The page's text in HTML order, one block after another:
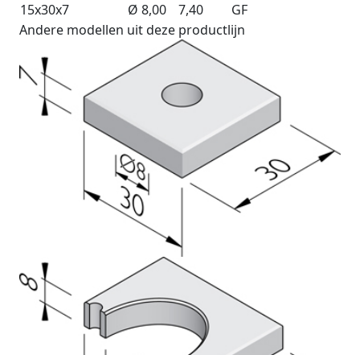
15x30x7
Ø 8,00 7,40
GF
Andere modellen uit deze productlijn